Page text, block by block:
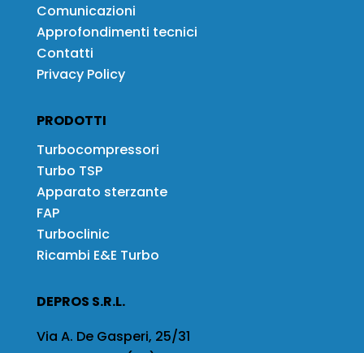
Comunicazioni
Approfondimenti tecnici
Contatti
Privacy Policy
PRODOTTI
Turbocompressori
Turbo TSP
Apparato sterzante
FAP
Turboclinic
Ricambi E&E Turbo
DEPROS S.R.L.
Via A. De Gasperi, 25/31